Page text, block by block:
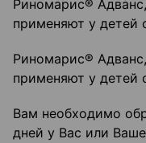
Риномарис®
применяют у детей
Риномарис®
применяют у детей
Вам необходимо
дней у Вас или